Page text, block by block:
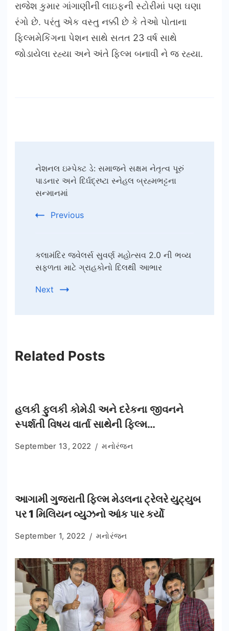
રાજેશ કુમાર ગાંગાણીની લાઇફની સ્ટોરીમાં પણ ઘણા
રંગો છે. પરંતુ એક વસ્તુ નક્કી છે કે તેઓ પોતાના
ફિલ્મમેકિંગના પેશન સાથે સતત 23 વર્ષ સાથે
જોડાયેલા રહ્યા અને અંતે ફિલ્મ બનાવી ને જ રહ્યા.
Navigation
નેશનલ ઇમ્પેક્ટ ડે: સમાજને સક્ષમ નેતૃત્વ પૂરું
પાડનાર અને દિર્ઘદ્રષ્ટા સ્નેહલ બ્રહ્મભટ્ટના
સન્માનમાં
Previous
કલામંદિર જ્વેલર્સ સુવર્ણ મહોત્સવ 2.0 ની ભવ્ય
સફળતા માટે ગ્રાહકોનો દિલથી આભાર
Next
Related Posts
હલકી ફુલકી કોમેડી અને દરેકના જીવનને
સ્પર્શતી વિષય વાર્તા સાથેની ફિલ્મ…
September 13, 2022 મનોરંજન
આગામી ગુજરાતી ફિલ્મ મેડલના ટ્રેલરે યુટ્યુબ
પર 1 મિલિયન વ્યુઝનો આંક પાર કર્યો
September 1, 2022 મનોરંજન